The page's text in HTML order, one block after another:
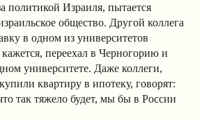
политикой Израиля, пытается
общество. Другой коллега
в одном из университетов
кажется, переехал в Черногорию и
университете. Даже коллеги,
квартиру в ипотеку, говорят:
так тяжело будет, мы бы в России